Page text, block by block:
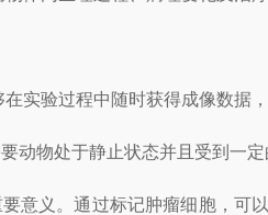
实验过程中随时获得成像数据
物处于静止状态并且受到一
义。通过标记肿瘤细胞，可